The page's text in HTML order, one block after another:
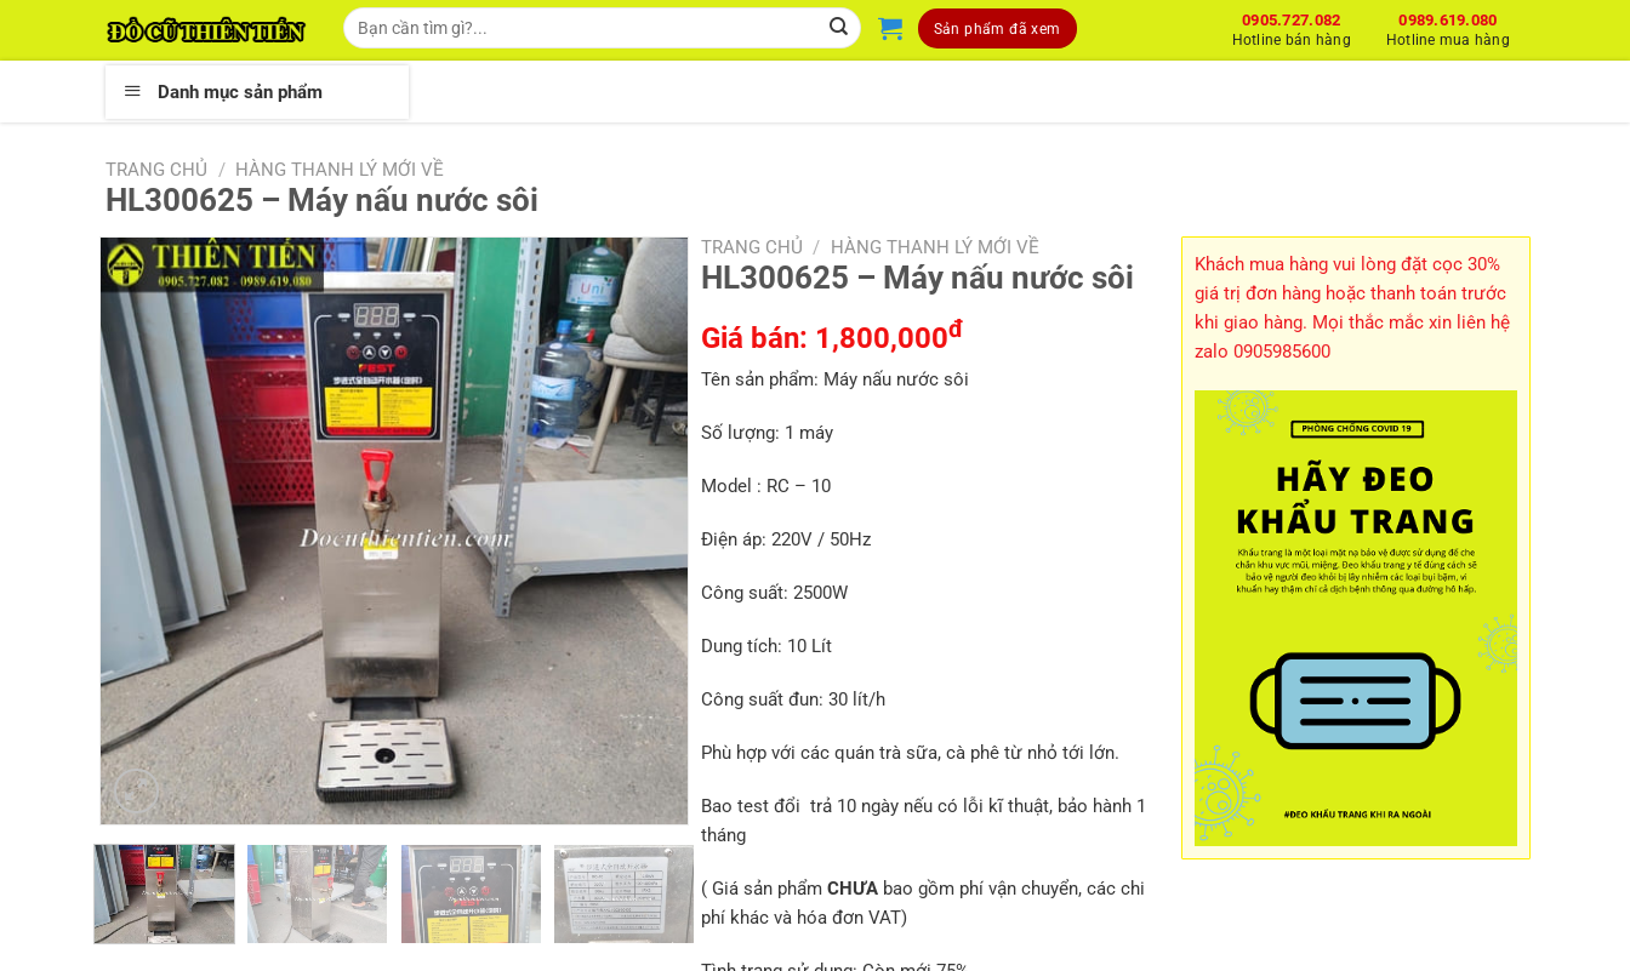
Tìm
kiếm:
Sản phẩm đã xem 0989.619.080
Hotline mua hàng
0905.727.082
Hotline bán hàng
Danh mục sản phẩm
TRANG CHỦ / HÀNG THANH LÝ MỚI VỀ
HL300625 – Máy nấu nước sôi
TRANG CHỦ / HÀNG THANH LÝ MỚI VỀ
HL300625 – Máy nấu nước sôi
Giá bán: 1,800,000đ
Tên sản phẩm: Máy nấu nước sôi
Số lượng: 1 máy
Model : RC – 10
Điện áp: 220V / 50Hz
Công suất: 2500W
Dung tích: 10 Lít
Công suất đun: 30 lít/h
Phù hợp với các quán trà sữa, cà phê từ nhỏ tới lớn.
Bao test đổi trả 10 ngày nếu có lỗi kĩ thuật, bảo hành 1
tháng
( Giá sản phẩm CHƯAbao gồm phí vận chuyển, các chi
phí khác và hóa đơn VAT)
Khách mua hàng vui lòng đặt cọc 30%
giá trị đơn hàng hoặc thanh toán trước
khi giao hàng. Mọi thắc mắc xin liên hệ
zalo 0905985600